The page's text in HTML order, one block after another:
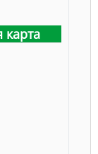
карта